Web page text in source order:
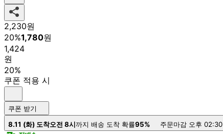
2,230원
20%1,780원
1,424
원
20%
쿠폰 적용 시
쿠폰 받기
8.11 (화) 도착오전 8시까지 배송 도착 확률95% 주문마감 오후 02:30